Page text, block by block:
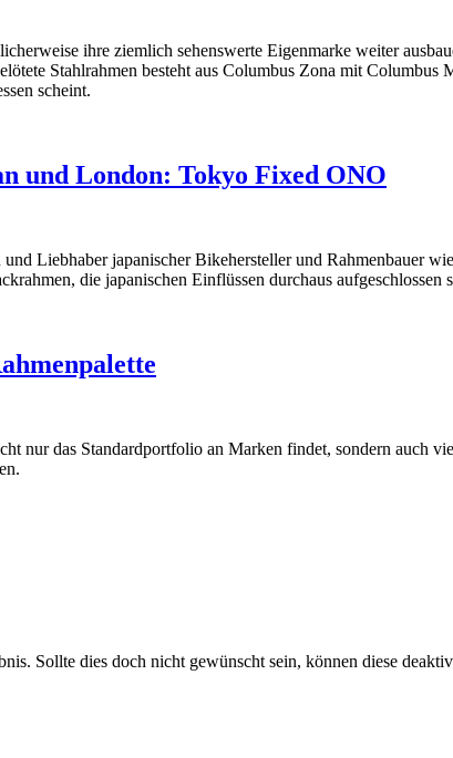
ihre ziemlich sehenswerte Eigenmarke weiter
Stahlrahmen besteht aus Columbus Zona mit
scheint.
und London: Tokyo Fixed ONO
Liebhaber japanischer Bikehersteller und Rahmenbauer wie
die japanischen Einflüssen durchaus aufgeschlossen
nur das Standardportfolio an Marken findet, sondern auch
Sollte dies doch nicht gewünscht sein, können diese